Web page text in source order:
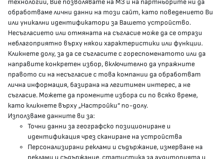
delovodstvo@mh.government.bg
presscenter@mh.government.bg
МЗ В СОЦИАЛНИТЕ МРЕЖИ
Facebook страница
Instragram профил
YouTube канал
Threads профил
технологии, Вие позволявате на МЗ и на партньорите ни да
обработваме лични данни на този сайт, като поведението Ви
или уникални идентификатори за Вашето устройство.
Несъгласието или отмяната на съгласие може да се отрази
неблагоприятно върху някои характеристики или функции.
Кликнете долу, за да се съгласите с гореспоменатото или да
направите конкретен избор, включително да упражните
правото си на несъгласие с това компании да обработват
лична информация, базирана на легитимен интерес, а не
съгласие. Можете да промените избора си по всяко време,
като кликнете върху „Настройки“ по-долу.
Използваме данните ви за:
Точни данни за географско позициониране и
идентификация чрез сканиране на устройства
Персонализирани реклами и съдържание, измерване на
реклами и съдържание, статистика за аудиторията и